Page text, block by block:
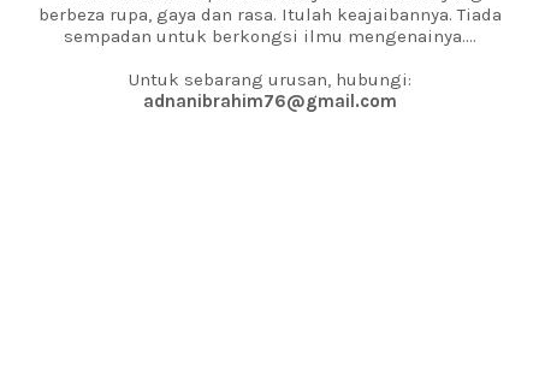
berbeza rupa, gaya dan rasa. Itulah keajaibannya. Tiada
sempadan untuk berkongsi ilmu mengenainya....
Untuk sebarang urusan, hubungi:
adnanibrahim76@gmail.com